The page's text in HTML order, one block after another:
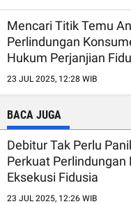
Mencari Titik Temu
Perlindungan
Hukum Perjanjian
23 JUL 2025, 12:28 WIB
BACA JUGA
Debitur Tak Perlu
Perkuat Perlindungan
Eksekusi Fidusia
23 JUL 2025, 12:26 WIB